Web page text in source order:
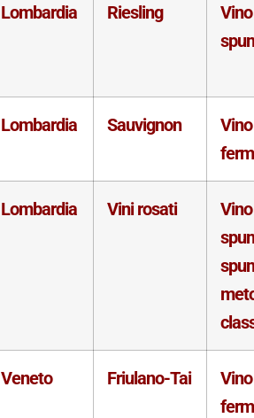
Lombardia Riesling
Vino
Lombardia Sauvignon
Vino
Lombardia Vini rosati
Vino
Veneto Friulano-Tai
Vino